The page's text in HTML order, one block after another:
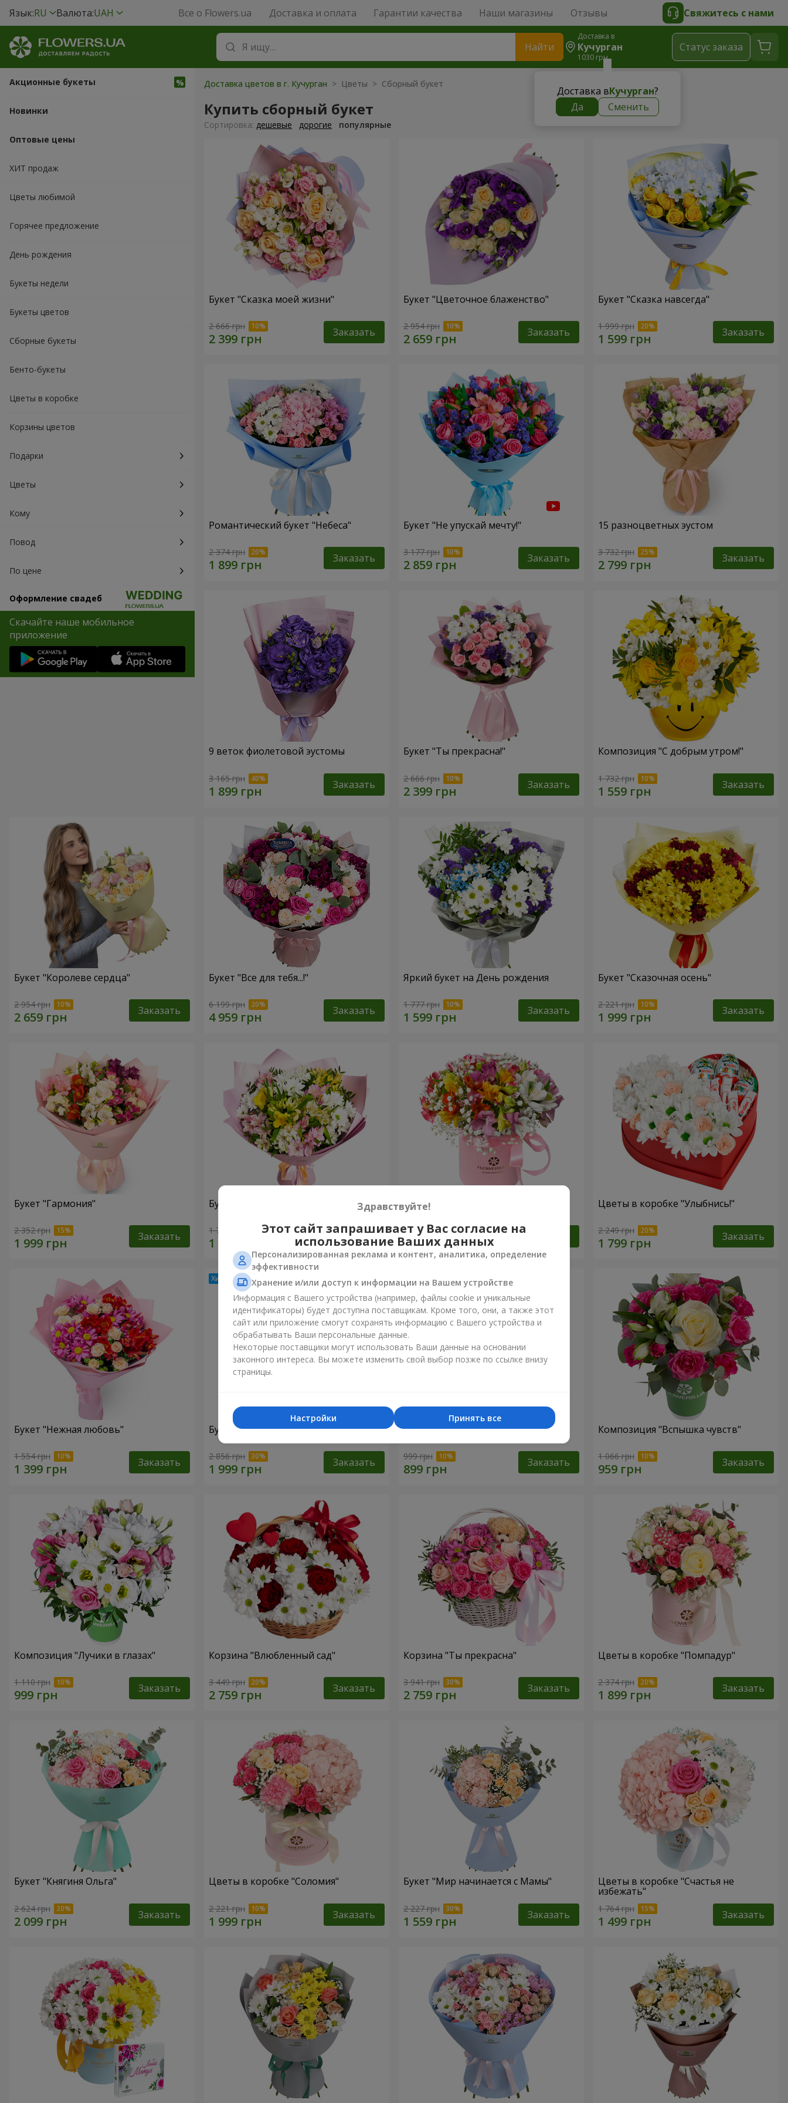
Язык:RU Валюта:UAH Все о Flowers.ua Доставка и оплата Гарантии качества Наши магазины Отзывы Свяжитесь с нами
Найти
Доставка в
Кучурган
1030 грн
Доставка вКучурган?
Да
Сменить
Cтатус заказа
Акционные букеты
Новинки
Оптовые цены
ХИТ продаж
Цветы любимой
Горячее предложение
День рождения
Букеты недели
Букеты цветов
Сборные букеты
Бенто-букеты
Цветы в коробке
Корзины цветов
Подарки
Цветы
Кому
Повод
По цене
Оформление свадеб
Скачайте наше мобильное
приложение
Доставка цветов в г. Кучурган > Цветы > Сборный букет
Купить сборный букет
Cортировка: дешевые дорогие популярные
Букет "Сказка моей жизни"
2 666 грн Заказать
Букет "Цветочное блаженство"
2 954 грн Заказать
Букет "Сказка навсегда"
1 999 грн Заказать
Романтический букет "Небеса"
2 374 грн Заказать
Букет "Не упускай мечту!"
3 177 грн Заказать
15 разноцветных эустом
3 732 грн Заказать
9 веток фиолетовой эустомы
3 165 грн Заказать
Букет "Ты прекрасна!"
2 666 грн Заказать
Композиция "С добрым утром!"
1 732 грн Заказать
Букет "Королеве сердца"
2 954 грн Заказать
Букет "Все для тебя...!"
6 199 грн Заказать
Яркий букет на День рождения
1 777 грн Заказать
Букет "Сказочная осень"
2 221 грн Заказать
Букет "Гармония"
2 352 грн Заказать
Букет цветов "Чудесное настроение"
1 732 грн Заказать
Цветы в коробке "Яркая фантазия"
2 187 грн
Цветы в коробке "Улыбнись!"
2 249 грн Заказать
Букет "Нежная любовь"
1 554 грн Заказать
Букет "Цветочный бал"
2 856 грн Заказать
Композиция "Нежный поцелуй"
999 грн Заказать
Композиция "Вспышка чувств"
1 066 грн Заказать
Композиция "Лучики в глазах"
1 110 грн Заказать
Корзина "Влюбленный сад"
3 449 грн Заказать
Корзина "Ты прекрасна"
3 941 грн Заказать
Цветы в коробке "Помпадур"
2 374 грн Заказать
Букет "Княгиня Ольга"
2 624 грн Заказать
Цветы в коробке "Соломия"
2 221 грн Заказать
Букет "Мир начинается с Мамы"
2 227 грн Заказать
Цветы в коробке "Счастья не
избежать"
1 764 грн Заказать
Здравствуйте!
Этот сайт запрашивает у Вас согласие на
использование Ваших данных
Персонализированная реклама и контент, аналитика, определение
эффективности
Хранение и/или доступ к информации на Вашем устройстве
Информация с Вашего устройства (например, файлы cookie и уникальные
идентификаторы) будет доступна поставщикам. Кроме того, они, а также этот
сайт или приложение смогут сохранять информацию с Вашего устройства и
обрабатывать Ваши персональные данные.
Некоторые поставщики могут использовать Ваши данные на основании
законного интереса. Вы можете изменить свой выбор позже по ссылке внизу
страницы.
Принять все
Настройки